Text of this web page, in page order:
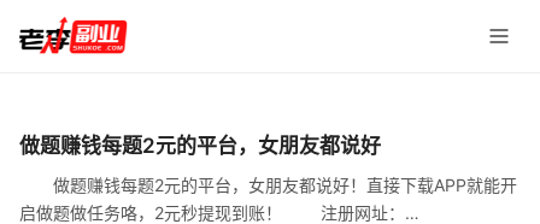
做题赚钱每题2元的平台，女朋友都说好
做题赚钱每题2元的平台，女朋友都说好！直接下载APP就能开
启做题做任务咯，2元秒提现到账！ 注册网址：